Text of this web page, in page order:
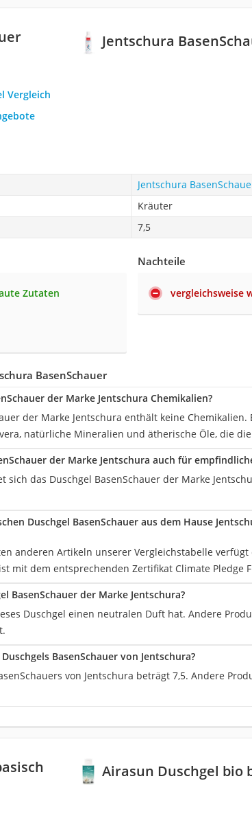
Jentschura
Vergleich
Jentschura
Kräuter
7,5
Zutaten
Nachteile
vergleichsweise
BasenSchauer
der Marke Jentschura Chemikalien?
der Marke Jentschura enthält keine Chemikalien.
natürliche Mineralien und ätherische Öle, die
der Marke Jentschura auch für
sich das Duschgel BasenSchauer der Marke
Duschgel BasenSchauer aus dem Hause
anderen Artikeln unserer Vergleichstabelle
mit dem entsprechenden Zertifikat Climate Pledge
BasenSchauer der Marke Jentschura?
Duschgel einen neutralen Duft hat. Andere
BasenSchauer von Jentschura?
von Jentschura beträgt 7,5. Andere
Airasun Duschgel bio